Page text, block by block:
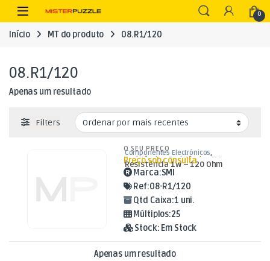
Skip to navigation
Skip to content
Open 0
Início MT do produto 08.R1/120
08.R1/120
Apenas um resultado
Filters
Componentes Electrónicos,
Resistências,Resistências 1W
Resistência 1W – 120 Ohm
O SEU PREÇO
Preço sob consulta
Marca:SMI
Ref:08-R1/120
Qtd Caixa:1 uni.
Múltiplos:25
Stock: Em Stock
Apenas um resultado